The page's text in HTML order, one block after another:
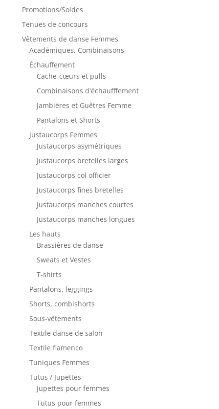
Promotions/Soldes
Tenues de concours
Vêtements de danse Femmes
Académiques, Combinaisons
Échauffement
Cache-cœurs et pulls
Combinaisons d'échaufffement
Jambières et Guêtres Femme
Pantalons et Shorts
Justaucorps Femmes
Justaucorps asymétriques
Justaucorps bretelles larges
Justaucorps col officier
Justaucorps fines bretelles
Justaucorps manches courtes
Justaucorps manches longues
Les hauts
Brassières de danse
Sweats et Vestes
T-shirts
Pantalons, leggings
Shorts, combishorts
Sous-vêtements
Textile danse de salon
Textile flamenco
Tuniques Femmes
Tutus / Jupettes
Jupettes pour femmes
Tutus pour femmes